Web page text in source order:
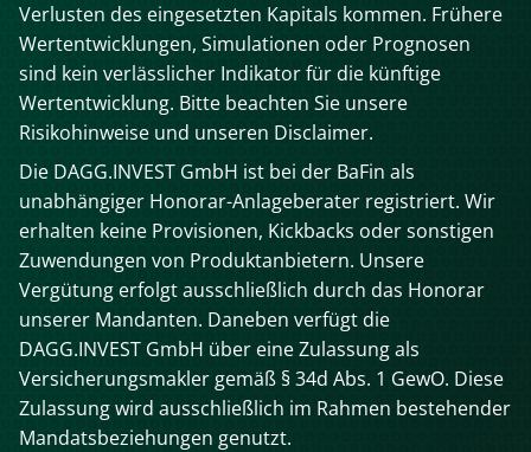
Verlusten des eingesetzten Kapitals kommen. Frühere
Wertentwicklungen, Simulationen oder Prognosen
sind kein verlässlicher Indikator für die künftige
Wertentwicklung. Bitte beachten Sie unsere
Risikohinweise und unseren Disclaimer.
Die DAGG.INVEST GmbH ist bei der BaFin als
unabhängiger Honorar-Anlageberater registriert. Wir
erhalten keine Provisionen, Kickbacks oder sonstigen
Zuwendungen von Produktanbietern. Unsere
Vergütung erfolgt ausschließlich durch das Honorar
unserer Mandanten. Daneben verfügt die
DAGG.INVEST GmbH über eine Zulassung als
Versicherungsmakler gemäß § 34d Abs. 1 GewO. Diese
Zulassung wird ausschließlich im Rahmen bestehender
Mandatsbeziehungen genutzt.